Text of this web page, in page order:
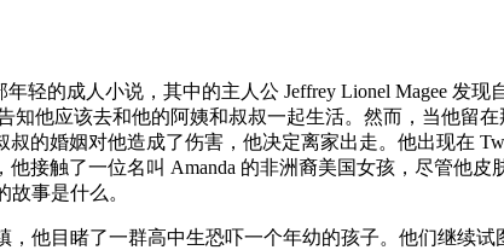
年轻的成人小说，其中的主人公 Jeffrey Lionel Magee
知他应该去和他的阿姨和叔叔一起生活。然而，当他
叔的婚姻对他造成了伤害，他决定离家出走。他出现在
接触了一位名叫 Amanda 的非洲裔美国女孩，尽管他
事是什么。
他目睹了一群高中生恐吓一个年幼的孩子。他们继续